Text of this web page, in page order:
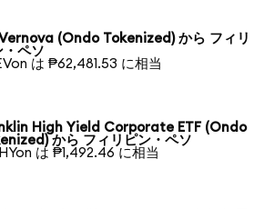
(Ondo Tokenized) から フィリ
・ペソ
は ₱62,481.53 に相当
High Yield Corporate ETF (Ondo
から フィリピン・ペソ
は ₱1,492.46 に相当